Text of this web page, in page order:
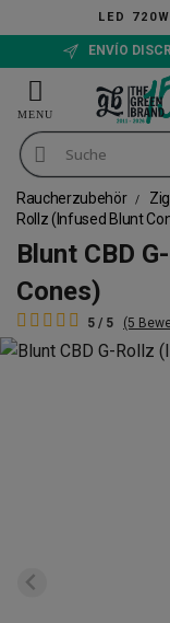
LED 720W
ENVÍO
Raucherzubehör
Rollz (Infused Blunt
Blunt CBD
Cones)
5 / 5 (5